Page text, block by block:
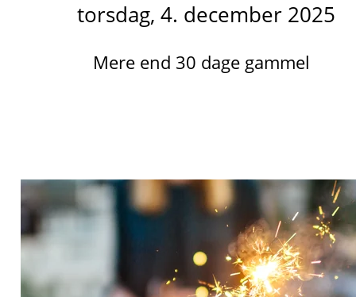
torsdag, 4. december 2025
Mere end 30 dage gammel